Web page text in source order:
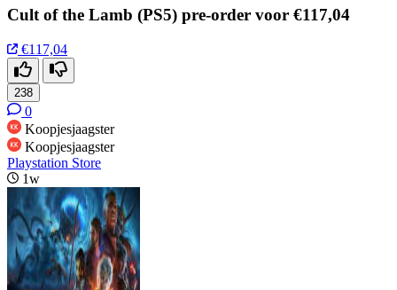
Cult of the Lamb (PS5) pre-order voor €117,04
€117,04
238
0
Koopjesjaagster
Koopjesjaagster
Playstation Store
1w